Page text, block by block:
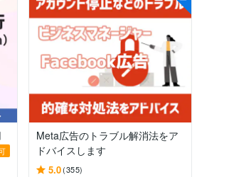
Meta広告のトラブル解消法をア
ドバイスします
5.0(355)